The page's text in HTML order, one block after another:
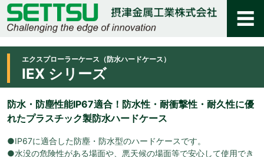
エクスプローラーケース（防水ハードケース）
IEX シリーズ
防水・防塵性能IP67適合！防水性・耐衝撃性・耐久性に優
れたプラスチック製防水ハードケース
●IP67に適合した防塵・防水型のハードケースです。
●水没の危険性がある場面や、悪天候の場面等で安心して使用でき